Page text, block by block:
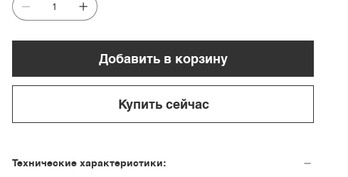
Добавить в корзину
Купить сейчас
Технические характеристики: